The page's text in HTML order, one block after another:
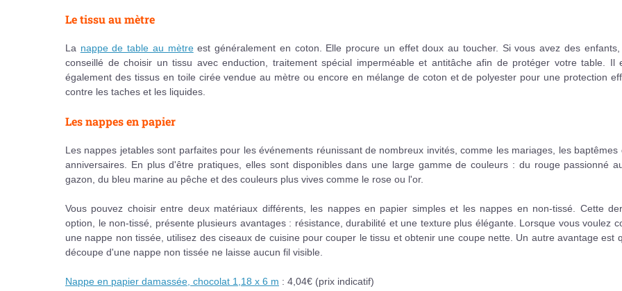
Le tissu au mètre
La nappe de table au mètreest généralement en coton. Elle procure un effet doux au toucher. Si vous avez des
conseillé de choisir un tissu avec enduction, traitement spécial imperméable et antitâche afin de protéger votre table. Il
également des tissus en toile cirée vendue au mètre ou encore en mélange de coton et de polyester pour une protection
contre les taches et les liquides.
Les nappes en papier
Les nappes jetables sont parfaites pour les événements réunissant de nombreux invités, comme les mariages, les baptêmes
anniversaires. En plus d'être pratiques, elles sont disponibles dans une large gamme de couleurs : du rouge passionné
gazon, du bleu marine au pêche et des couleurs plus vives comme le rose ou l'or.
Vous pouvez choisir entre deux matériaux différents, les nappes en papier simples et les nappes en non-tissé. Cette
option, le non-tissé, présente plusieurs avantages : résistance, durabilité et une texture plus élégante. Lorsque vous voulez
une nappe non tissée, utilisez des ciseaux de cuisine pour couper le tissu et obtenir une coupe nette. Un autre avantage est
découpe d'une nappe non tissée ne laisse aucun fil visible.
Nappe en papier damassée, chocolat 1,18 x 6 m : 4,04€ (prix indicatif)